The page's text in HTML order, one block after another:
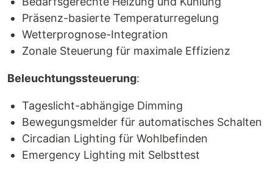
Präsenz-basierte Temperaturregelung
Wetterprognose-Integration
Zonale Steuerung für maximale Effizienz
Beleuchtungssteuerung:
Tageslicht-abhängige Dimming
Bewegungsmelder für automatisches Schalten
Circadian Lighting für Wohlbefinden
Emergency Lighting mit Selbsttest